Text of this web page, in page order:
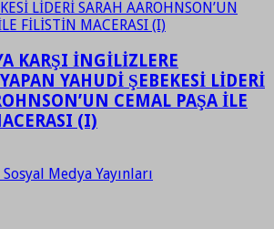
KARŞI İNGİLİZLERE
YAHUDİ ŞEBEKESİ LİDERİ
CEMAL PAŞA İLE
(I)
Medya Yayınları